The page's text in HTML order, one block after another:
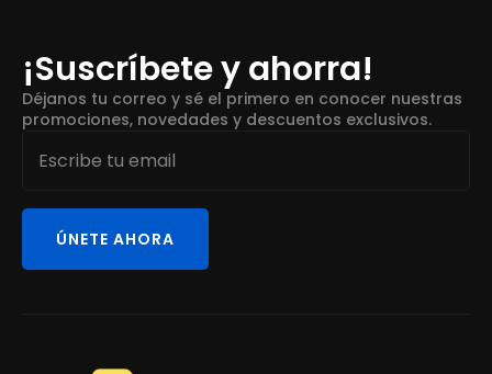
¡Suscríbete y ahorra!
Déjanos tu correo y sé el primero en conocer nuestras
promociones, novedades y descuentos exclusivos.
Email
ÚNETE AHORA